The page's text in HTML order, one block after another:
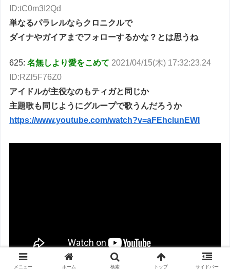
ID:tC0m3I2Qd
単なるパラレルならクロニクルで
ダイナやガイアまでフォローするかな？とは思うね
625:名無しより愛をこめて 2021/04/15(木) 17:32:23.24
ID:RZl5F76Z0
アイドルが主役なのもティガと同じか
主題歌も同じようにグループで歌うんだろうか
https://www.youtube.com/watch?v=aFEhclunEWI
メニュー ホーム 検索 トップ サイドバー